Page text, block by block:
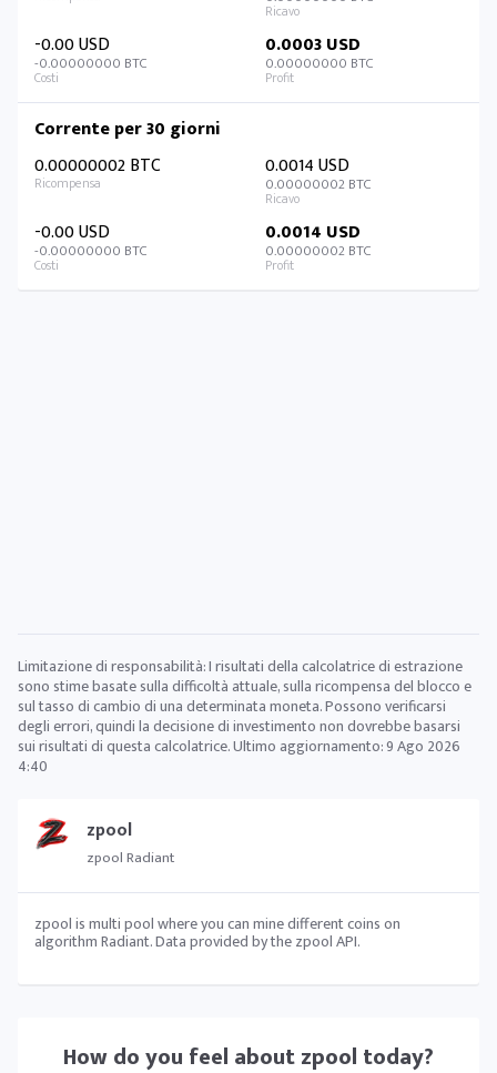
zpool
zpool Radiant
zpool is multi pool where you can mine different coins on
algorithm Radiant. Data provided by the zpool API.
How do you feel aboutzpool today?
-0.00 USD
-0.00000000 BTC
0.0003 USD
0.00000000 BTC
Corrente per 30 giorni
0.00000002 BTC
0.0014 USD
0.00000002 BTC
-0.00 USD
-0.00000000 BTC
0.0014 USD
0.00000002 BTC
Limitazione di responsabilità: I risultati della calcolatrice di estrazione
sono stime basate sulla difficoltà attuale, sulla ricompensa del blocco e
sul tasso di cambio di una determinata moneta. Possono verificarsi
degli errori, quindi la decisione di investimento non dovrebbe basarsi
sui risultati di questa calcolatrice. Ultimo aggiornamento:9 Ago 2026
4:40